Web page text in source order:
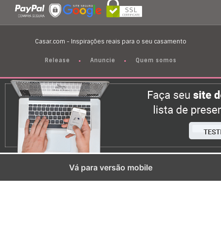
Casar.com - Inspirações reais para o seu casamento
Release Anuncie Quem somos
Vá para versão mobile